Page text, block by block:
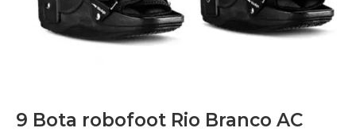
9 Bota robofoot Rio Branco AC